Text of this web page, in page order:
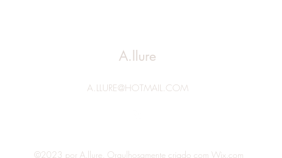
A.llure
A.LLURE@HOTMAIL.COM
©2023 por A.llure. Orgulhosamente criado com Wix.com